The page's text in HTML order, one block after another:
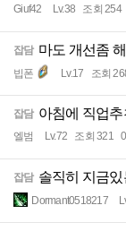
Giuf42 Lv.38 조회 254
잡담 마도 개선좀
빕폰 Lv.17 조회
잡담 아침에 직업
엘범 Lv.72 조회 321
잡담 솔직히 지금
Dormant0518217